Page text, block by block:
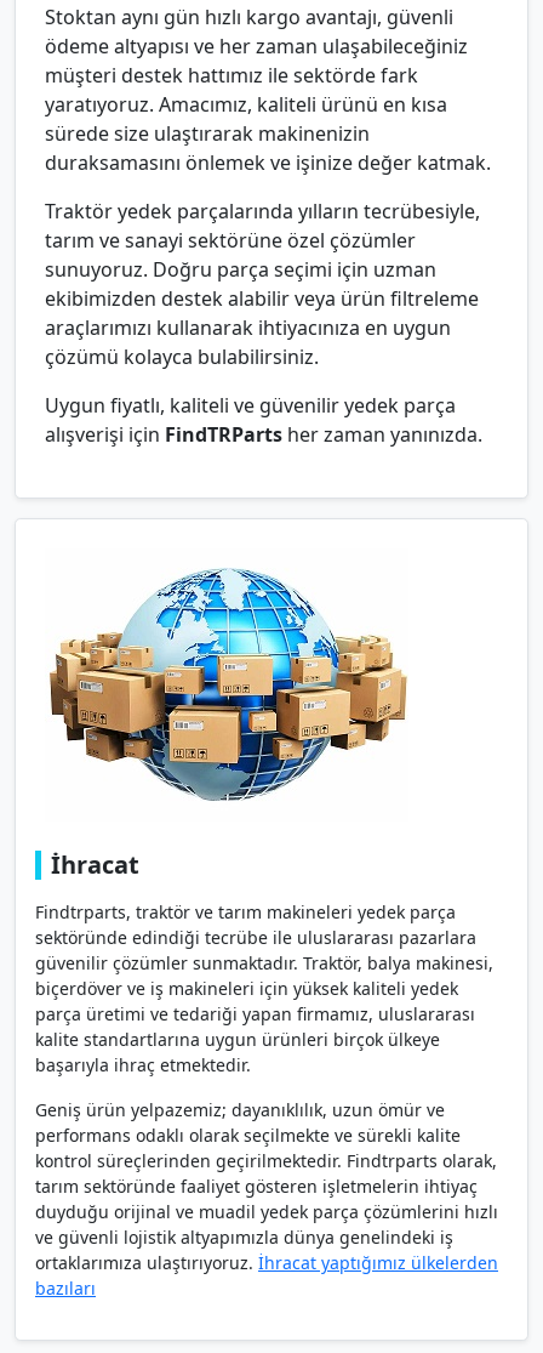
Stoktan aynı gün hızlı kargo avantajı, güvenli
ödeme altyapısı ve her zaman ulaşabileceğiniz
müşteri destek hattımız ile sektörde fark
yaratıyoruz. Amacımız, kaliteli ürünü en kısa
sürede size ulaştırarak makinenizin
duraksamasını önlemek ve işinize değer katmak.
Traktör yedek parçalarında yılların tecrübesiyle,
tarım ve sanayi sektörüne özel çözümler
sunuyoruz. Doğru parça seçimi için uzman
ekibimizden destek alabilir veya ürün filtreleme
araçlarımızı kullanarak ihtiyacınıza en uygun
çözümü kolayca bulabilirsiniz.
Uygun fiyatlı, kaliteli ve güvenilir yedek parça
alışverişi için FindTRParts her zaman yanınızda.
İhracat
Findtrparts, traktör ve tarım makineleri yedek parça
sektöründe edindiği tecrübe ile uluslararası pazarlara
güvenilir çözümler sunmaktadır. Traktör, balya makinesi,
biçerdöver ve iş makineleri için yüksek kaliteli yedek
parça üretimi ve tedariği yapan firmamız, uluslararası
kalite standartlarına uygun ürünleri birçok ülkeye
başarıyla ihraç etmektedir.
Geniş ürün yelpazemiz; dayanıklılık, uzun ömür ve
performans odaklı olarak seçilmekte ve sürekli kalite
kontrol süreçlerinden geçirilmektedir. Findtrparts olarak,
tarım sektöründe faaliyet gösteren işletmelerin ihtiyaç
duyduğu orijinal ve muadil yedek parça çözümlerini hızlı
ve güvenli lojistik altyapımızla dünya genelindeki iş
ortaklarımıza ulaştırıyoruz. İhracat yaptığımız ülkelerden
bazıları